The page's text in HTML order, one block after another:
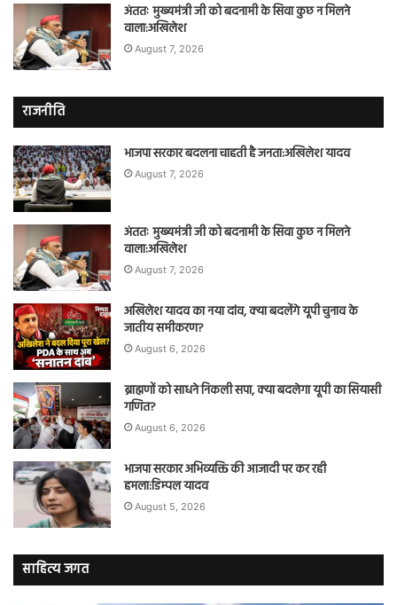
अंततः मुख्यमंत्री जी को बदनामी के सिवा कुछ न मिलने
वाला:अखिलेश
August 7, 2026
राजनीति
भाजपा सरकार बदलना चाहती है जनता:अखिलेश यादव
August 7, 2026
अंततः मुख्यमंत्री जी को बदनामी के सिवा कुछ न मिलने
वाला:अखिलेश
August 7, 2026
अखिलेश यादव का नया दांव, क्या बदलेंगे यूपी चुनाव के
जातीय समीकरण?
August 6, 2026
ब्राह्मणों को साधने निकली सपा, क्या बदलेगा यूपी का सियासी
गणित?
August 6, 2026
भाजपा सरकार अभिव्यक्ति की आजादी पर कर रही
हमला:डिम्पल यादव
August 5, 2026
साहित्य जगत